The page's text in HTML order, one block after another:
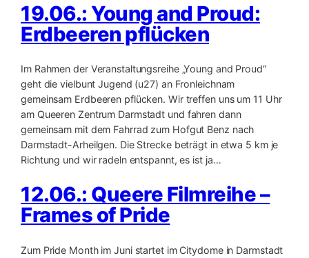
19.06.: Young and Proud:
Erdbeeren pflücken
Im Rahmen der Veranstaltungsreihe „Young and Proud“
geht die vielbunt Jugend (u27) an Fronleichnam
gemeinsam Erdbeeren pflücken. Wir treffen uns um 11 Uhr
am Queeren Zentrum Darmstadt und fahren dann
gemeinsam mit dem Fahrrad zum Hofgut Benz nach
Darmstadt-Arheilgen. Die Strecke beträgt in etwa 5 km je
Richtung und wir radeln entspannt, es ist ja…
12.06.: Queere Filmreihe –
Frames of Pride
Zum Pride Month im Juni startet im Citydome in Darmstadt